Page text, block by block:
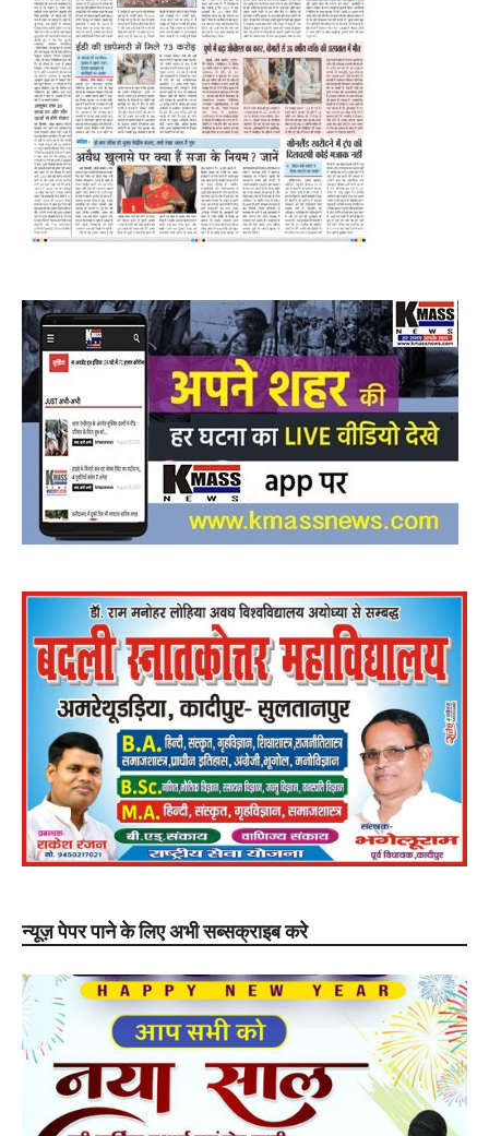
न्यूज़ पेपर पाने के लिए अभी सब्सक्राइब करे